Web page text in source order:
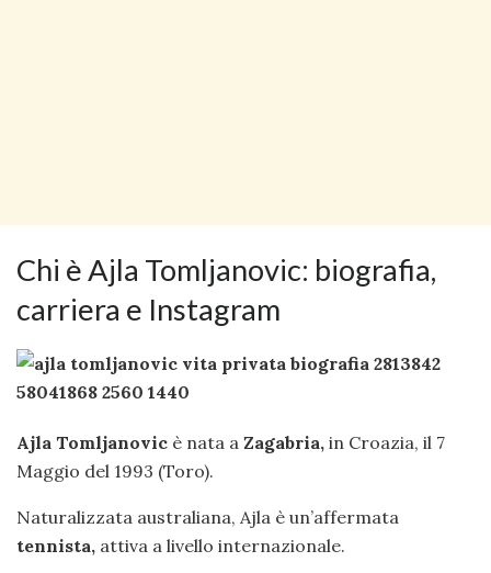
Chi è Ajla Tomljanovic: biografia,
carriera e Instagram
Ajla Tomljanovic è nata a Zagabria, in Croazia, il 7
Maggio del 1993 (Toro).
Naturalizzata australiana, Ajla è un’affermata
tennista, attiva a livello internazionale.